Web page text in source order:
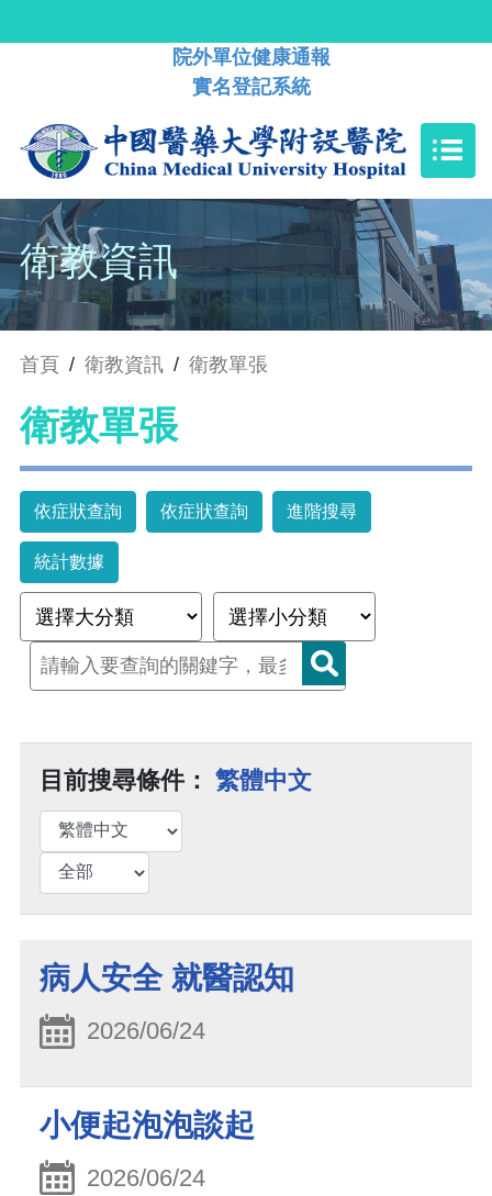
院外單位健康通報
實名登記系統
衛教資訊
首頁 / 衛教資訊 / 衛教單張
衛教單張
依症狀查詢 依症狀查詢 進階搜尋
統計數據
目前搜尋條件： 繁體中文
病人安全 就醫認知
2026/06/24
小便起泡泡談起
2026/06/24